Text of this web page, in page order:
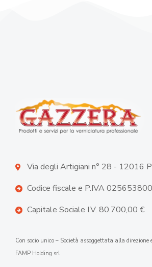
Via degli Artigiani n° 28 - 12016
Codice fiscale e P.IVA
Capitale Sociale I.V. 80.700,00 €
Con socio unico – Società assoggettata alla direzione
FAMP Holding srl